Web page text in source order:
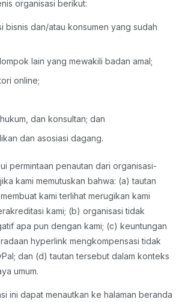
organisasi berikut:
bisnis dan/atau konsumen yang sudah
lain yang mewakili badan amal;
online;
dan konsultan; dan
dan asosiasi dagang.
permintaan penautan dari organisasi-
kami memutuskan bahwa: (a) tautan
kami terlihat merugikan kami
kami; (b) organisasi tidak
apa pun dengan kami; (c) keuntungan
hyperlink mengkompensasi tidak
dan (d) tautan tersebut dalam konteks
umum.
ini dapat menautkan ke halaman beranda